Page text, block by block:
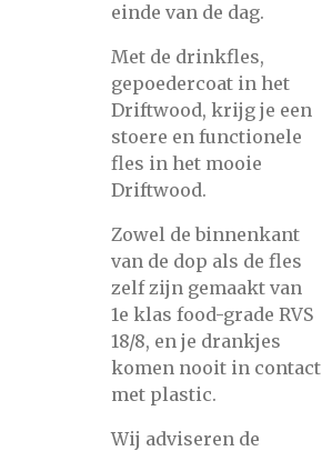
einde van de dag.
Met de drinkfles,
gepoedercoat in het
Driftwood, krijg je een
stoere en functionele
fles in het mooie
Driftwood.
Zowel de binnenkant
van de dop als de fles
zelf zijn gemaakt van
1e klas food-grade RVS
18/8, en je drankjes
komen nooit in contact
met plastic.
Wij adviseren de